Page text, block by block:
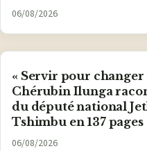
06/08/2026
« Servir pour changer
Chérubin Ilunga
du député national
Tshimbu en 137 pages
06/08/2026